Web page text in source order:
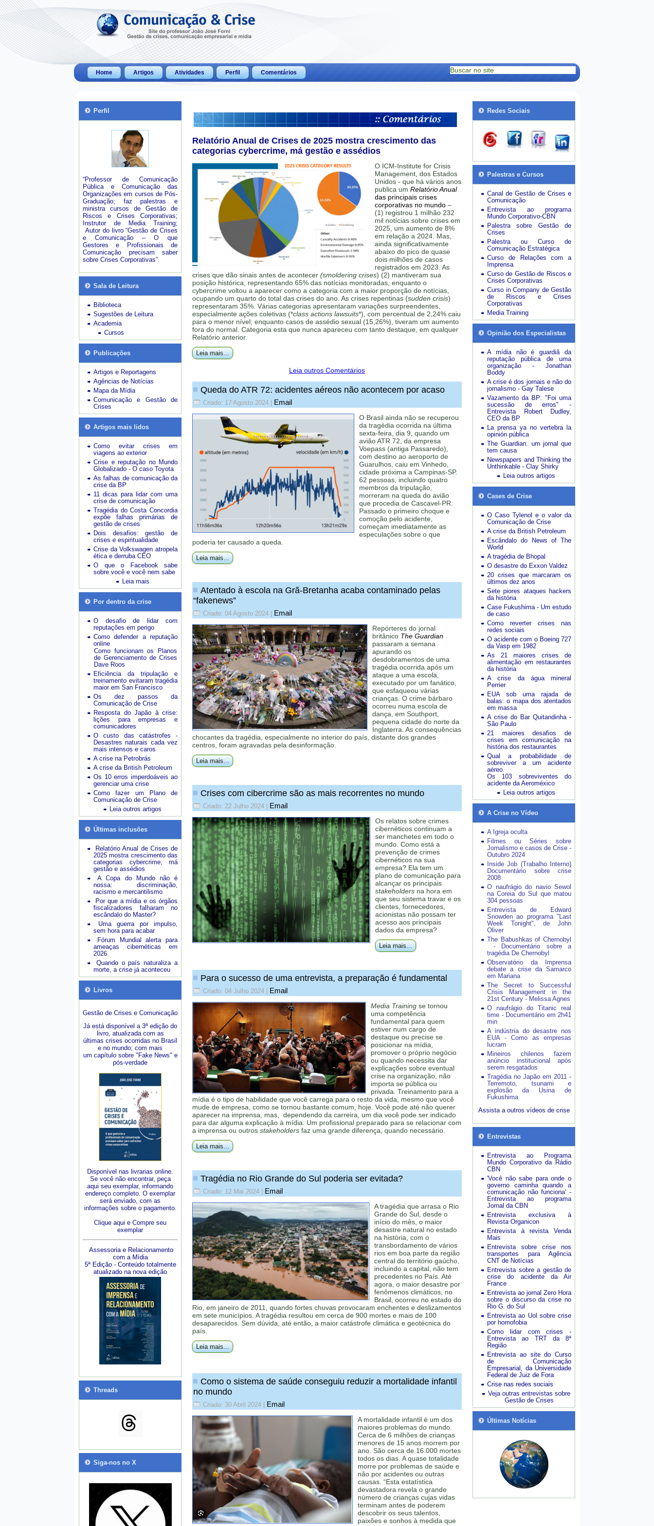
Home Artigos Atividades Perfil Comentários
Perfil
“Professor de Comunicação
Pública e Comunicação das
Organizações em cursos de Pós-
Graduação; faz palestras e
ministra cursos de Gestão de
Riscos e Crises Corporativas;
Instrutor de Media Training;
Autor do livro “Gestão de Crises
e Comunicação – O que
Gestores e Profissionais de
Comunicação precisam saber
sobre Crises Corporativas”.
Sala de Leitura
Biblioteca
Sugestões de Leitura
Academia
Cursos
Publicações
Artigos e Reportagens
Agências de Notícias
Mapa da Mídia
Comunicação e Gestão de
Crises
Artigos mais lidos
Como evitar crises em
viagens ao exterior
Crise e reputação no Mundo
Globalizado - O caso Toyota
As falhas de comunicação da
crise da BP
11 dicas para lidar com uma
crise de comunicação
Tragédia do Costa Concordia
expõe falhas primárias de
gestão de crises
Dois desafios: gestão de
crises e espiritualidade
Crise da Volkswagen atropela
ética e derruba CEO
O que o Facebook sabe
sobre você e você nem sabe
Leia mais
Por dentro da crise
O desafio de lidar com
reputações em perigo
Como defender a reputação
online
Como funcionam os Planos
de Gerenciamento de Crises
Dave Roos
Eficiência da tripulação e
treinamento evitaram tragédia
maior em San Francisco
Os dez passos da
Comunicação de Crise
Resposta do Japão à crise:
lições para empresas e
comunicadores
O custo das catástrofes -
Desastres naturais cada vez
mais intensos e caros
A crise na Petrobrás
A crise da British Petroleum
Os 10 erros imperdoáveis ao
gerenciar uma crise
Como fazer um Plano de
Comunicação de Crise
Leia outros artigos
Últimas inclusões
Relatório Anual de Crises de
2025 mostra crescimento das
categorias cybercrime, má
gestão e assédios
A Copa do Mundo não é
nossa: discriminação,
racismo e mercantilismo
Por que a mídia e os órgãos
fiscalizadores falharam no
escândalo do Master?
Uma guerra por impulso,
sem hora para acabar
Fórum Mundial alerta para
ameaças cibernéticas em
2026
Quando o país naturaliza a
morte, a crise já aconteceu
Livros
Gestão de Crises e Comunicação
Já está disponível a 3ª edição do
livro, atualizada com as
últimas crises ocorridas no Brasil
e no mundo; com mais
um capítulo sobre "Fake News" e
pós-verdade
Disponível nas livrarias online.
Se você não encontrar, peça
aqui seu exemplar, informando
endereço completo. O exemplar
será enviado, com as
informações sobre o pagamento.
Clique aqui e Compre seu
exemplar
Assessoria e Relacionamento
com a Mídia
5ª Edição - Conteúdo totalmente
atualizado na nova edição
Threads
Siga-nos no X
Relatório Anual de Crises de 2025 mostra crescimento das
categorias cybercrime, má gestão e assédios
O ICM-Institute for Crisis
Management, dos Estados
Unidos - que há vários anos
publica um Relatório Anual
das principais crises
corporativas no mundo –
(1) registrou 1 milhão 232
mil notícias sobre crises em
2025, um aumento de 8%
em relação a 2024. Mas,
ainda significativamente
abaixo do pico de quase
dois milhões de casos
registrados em 2023. As
crises que dão sinais antes de acontecer (smoldering crises) (2) mantiveram sua
posição histórica, representando 65% das notícias monitoradas, enquanto o
cybercrime voltou a aparecer como a categoria com a maior proporção de notícias,
ocupando um quarto do total das crises do ano. As crises repentinas (sudden crisis)
representaram 35%. Várias categorias apresentaram variações surpreendentes,
especialmente ações coletivas (*class actions lawsuits*), com percentual de 2,24% caiu
para o menor nível; enquanto casos de assédio sexual (15,26%), tiveram um aumento
fora do normal. Categoria esta que nunca apareceu com tanto destaque, em qualquer
Relatório anterior.
Leia mais...
Leia outros Comentários
Queda do ATR 72: acidentes aéreos não acontecem por acaso
Criado: 17 Agosto 2024 Email
O Brasil ainda não se recuperou
da tragédia ocorrida na última
sexta-feira, dia 9, quando um
avião ATR 72, da empresa
Voepass (antiga Passaredo),
com destino ao aeroporto de
Guarulhos, caiu em Vinhedo,
cidade próxima a Campinas-SP.
62 pessoas, incluindo quatro
membros da tripulação,
morreram na queda do avião
que procedia de Cascavel-PR.
Passado o primeiro choque e
comoção pelo acidente,
começam imediatamente as
especulações sobre o que
poderia ter causado a queda.
Leia mais...
Atentado à escola na Grã-Bretanha acaba contaminado pelas
“fakenews”
Criado: 04 Agosto 2024 Email
Repórteres do jornal
britânico The Guardian
passaram a semana
apurando os
desdobramentos de uma
tragédia ocorrida após um
ataque a uma escola,
executado por um fanático,
que esfaqueou várias
crianças. O crime bárbaro
ocorreu numa escola de
dança, em Southport,
pequena cidade do norte da
Inglaterra. As consequências
chocantes da tragédia, especialmente no interior do país, distante dos grandes
centros, foram agravadas pela desinformação.
Leia mais...
Crises com cibercrime são as mais recorrentes no mundo
Criado: 22 Julho 2024 Email
Os relatos sobre crimes
cibernéticos continuam a
ser manchetes em todo o
mundo. Como está a
prevenção de crimes
cibernéticos na sua
empresa? Ela tem um
plano de comunicação para
alcançar os principais
stakeholders na hora em
que seu sistema travar e os
clientes, fornecedores,
acionistas não possam ter
acesso aos principais
dados da empresa?
Leia mais...
Para o sucesso de uma entrevista, a preparação é fundamental
Criado: 04 Julho 2024 Email
Media Training se tornou
uma competência
fundamental para quem
estiver num cargo de
destaque ou precise se
posicionar na mídia,
promover o próprio negócio
ou quando necessita dar
explicações sobre eventual
crise na organização, não
importa se pública ou
privada. Treinamento para a
mídia é o tipo de habilidade que você carrega para o resto da vida, mesmo que você
mude de empresa, como se tornou bastante comum, hoje. Você pode até não querer
aparecer na imprensa, mas, dependendo da carreira, um dia você pode ser indicado
para dar alguma explicação à mídia. Um profissional preparado para se relacionar com
a imprensa ou outros stakeholders faz uma grande diferença, quando necessário.
Leia mais...
Tragédia no Rio Grande do Sul poderia ser evitada?
Criado: 12 Mai 2024 Email
A tragédia que arrasa o Rio
Grande do Sul, desde o
início do mês, o maior
desastre natural no estado
na história, com o
transbordamento de vários
rios em boa parte da região
central do território gaúcho,
incluindo a capital, não tem
precedentes no País. Até
agora, o maior desastre por
fenômenos climáticos, no
Brasil, ocorreu no estado do
Rio, em janeiro de 2011, quando fortes chuvas provocaram enchentes e deslizamentos
em sete municípios. A tragédia resultou em cerca de 900 mortes e mais de 100
desaparecidos. Sem dúvida, até então, a maior catástrofe climática e geotécnica do
país.
Leia mais...
Como o sistema de saúde conseguiu reduzir a mortalidade infantil
no mundo
Criado: 30 Abril 2024 Email
A mortalidade infantil é um dos
maiores problemas do mundo.
Cerca de 6 milhões de crianças
menores de 15 anos morrem por
ano. São cerca de 16.000 mortes
todos os dias. A quase totalidade
morre por problemas de saúde e
não por acidentes ou outras
causas. “Esta estatística
devastadora revela o grande
número de crianças cujas vidas
terminam antes de poderem
descobrir os seus talentos,
paixões e sonhos à medida que
Redes Sociais
Palestras e Cursos
Canal de Gestão de Crises e
Comunicação
Entrevista ao programa
Mundo Corporativo-CBN
Palestra sobre Gestão de
Crises
Palestra ou Curso de
Comunicação Estratégica
Curso de Relações com a
Imprensa
Curso de Gestão de Riscos e
Crises Corporativas
Curso in Company de Gestão
de Riscos e Crises
Corporativas
Media Training
Opinião dos Especialistas
A mídia não é guardiã da
reputação pública de uma
organização - Jonathan
Boddy
A crise é dos jornais e não do
jornalismo - Gay Talese
Vazamento da BP: "Foi uma
sucessão de erros" -
Entrevista Robert Dudley,
CEO da BP
La prensa ya no vertebra la
opinión pública
The Guardian: um jornal que
tem causa
Newspapers and Thinking the
Unthinkable - Clay Shirky
Leia outros artigos
Cases de Crise
O Caso Tylenol e o valor da
Comunicação de Crise
A crise da British Petroleum
Escândalo do News of The
World
A tragédia de Bhopal
O desastre do Exxon Valdez
20 crises que marcaram os
últimos dez anos
Sete piores ataques hackers
da história
Case Fukushima - Um estudo
de caso
Como reverter crises nas
redes sociais
O acidente com o Boeing 727
da Vasp em 1982
As 21 maiores crises de
alimentação em restaurantes
da história
A crise da água mineral
Perrier
EUA sob uma rajada de
balas: o mapa dos atentados
em massa
A crise do Bar Quitandinha -
São Paulo
21 maiores desafios de
crises em comunicação na
história dos restaurantes
Qual a probabilidade de
sobreviver a um acidente
aéreo.
Os 103 sobreviventes do
acidente da Aeroméxico
Leia outros artigos
A Crise no Vídeo
A Igreja oculta
Filmes ou Séries sobre
Jornalismo e casos de Crise -
Outubro 2024
Inside Job (Trabalho Interno)
Documentário sobre crise
2008
O naufrágio do navio Sewol
na Coreia do Sul que matou
304 pessoas
Entrevista de Edward
Snowden ao programa "Last
Week Tonight", de John
Oliver
The Babushkas of Chernobyl
- Documentário sobre a
tragédia De Chernobyl
Observatório da Imprensa
debate a crise da Samarco
em Mariana
The Secret to Successful
Crisis Management in the
21st Century - Melissa Agnes
O naufrágio do Titanic real
time - Documentário em 2h41
min
A indústria do desastre nos
EUA - Como as empresas
lucram
Mineiros chilenos fazem
anúncio institucional após
serem resgatados
Tragédia no Japão em 2011 -
Terremoto, tsunami e
explosão da Usina de
Fukushima
Assista a outros vídeos de crise
Entrevistas
Entrevista ao Programa
Mundo Corporativo da Rádio
CBN
'Você não sabe para onde o
governo caminha quando a
comunicação não funciona' -
Entrevista ao programa
Jornal da CBN
Entrevista exclusiva à
Revista Organicon
Entrevista à revista Venda
Mais
Entrevista sobre crise nos
transportes para Agência
CNT de Notícias
Entrevista sobre a gestão de
crise do acidente da Air
France
Entrevista ao jornal Zero Hora
sobre o discurso da crise no
Rio G. do Sul
Entrevista ao Uol sobre crise
por homofobia
Como lidar com crises -
Entrevista ao TRT da 8ª
Região
Entrevista ao site do Curso
de Comunicação
Empresarial, da Universidade
Federal de Juiz de Fora
Crise nas redes sociais
Veja outras entrevistas sobre
Gestão de Crises
Últimas Notícias